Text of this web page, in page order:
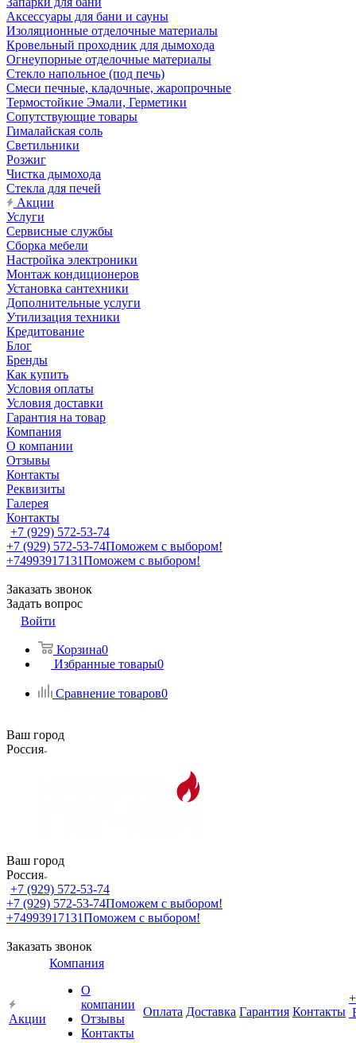
Аксессуары для бани и сауны
Изоляционные отделочные материалы
Кровельный проходник для дымохода
Огнеупорные отделочные материалы
Стекло напольное (под печь)
Смеси печные, кладочные, жаропрочные
Термостойкие Эмали, Герметики
Сопутствующие товары
Гималайская соль
Светильники
Розжиг
Чистка дымохода
Стекла для печей
Акции
Услуги
Сервисные службы
Сборка мебели
Настройка электроники
Монтаж кондиционеров
Установка сантехники
Дополнительные услуги
Утилизация техники
Кредитование
Блог
Бренды
Как купить
Условия оплаты
Условия доставки
Гарантия на товар
Компания
О компании
Отзывы
Контакты
Реквизиты
Галерея
Контакты
+7 (929) 572-53-74
+7 (929) 572-53-74Поможем с выбором!
+74993917131Поможем с выбором!
Заказать звонок
Задать вопрос
Войти
Корзина0
Избранные товары0
Сравнение товаров0
Ваш город
Россия
Ваш город
Россия
+7 (929) 572-53-74
+7 (929) 572-53-74Поможем с выбором!
+74993917131Поможем с выбором!
Заказать звонок
Акции
Компания
О
компании
Отзывы
Контакты
Оплата Доставка Гарантия Контакты
+